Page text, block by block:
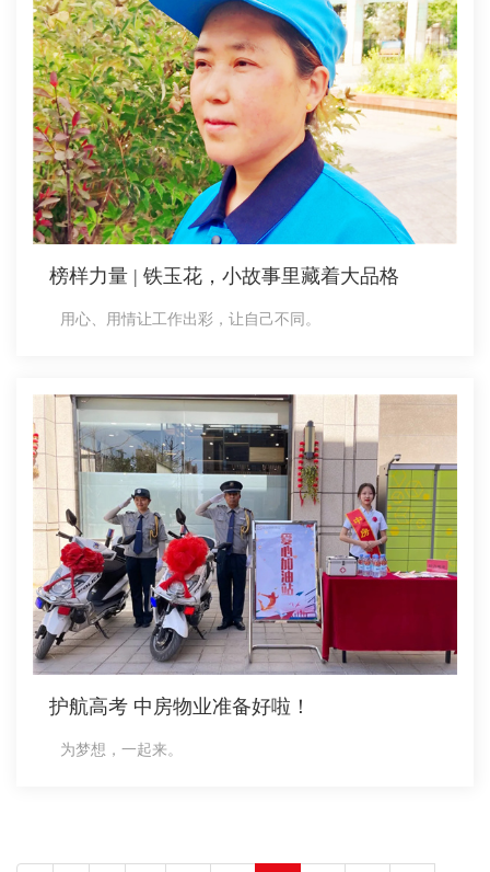
榜样力量 | 铁玉花，小故事里藏着大品格
用心、用情让工作出彩，让自己不同。
护航高考 中房物业准备好啦！
为梦想，一起来。